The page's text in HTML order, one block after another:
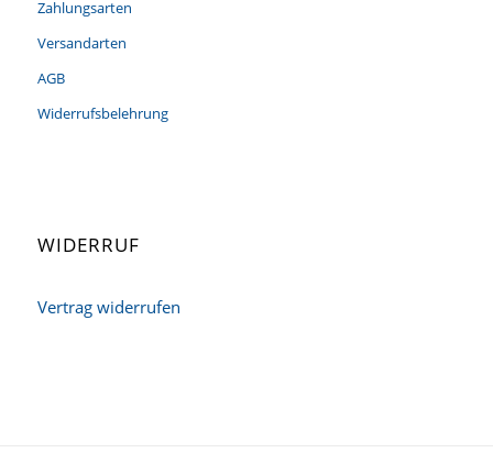
Zahlungsarten
Versandarten
AGB
Widerrufsbelehrung
WIDERRUF
Vertrag widerrufen